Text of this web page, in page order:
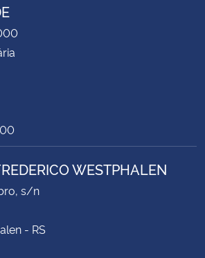
WESTPHALEN
s/n
- RS